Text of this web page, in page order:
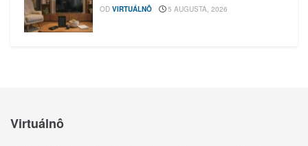
OD VIRTUÁLNÔ 5 AUGUSTA, 2026
Virtuálnô